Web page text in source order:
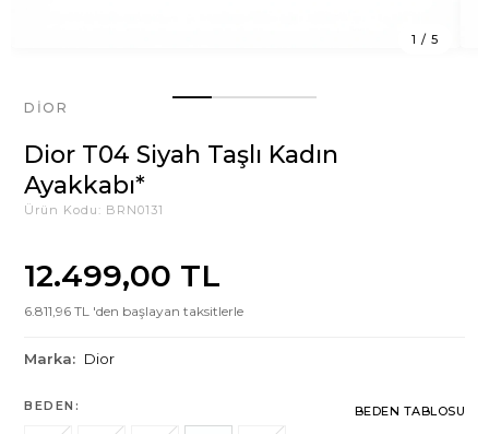
1 / 5
DIOR
Dior T04 Siyah Taşlı Kadın
Ayakkabı*
Ürün Kodu: BRN0131
12.499,00 TL
6.811,96 TL 'den başlayan taksitlerle
Marka: Dior
BEDEN: BEDEN TABLOSU